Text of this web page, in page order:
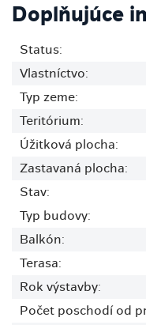
Doplňujúce
Status:
Vlastníctvo:
Typ zeme:
Teritórium:
Úžitková plocha:
Zastavaná plocha:
Stav:
Typ budovy:
Balkón:
Terasa:
Rok výstavby:
Počet poschodí od